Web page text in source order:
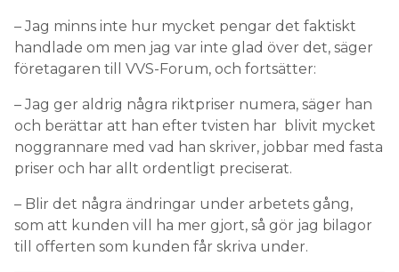
– Jag minns inte hur mycket pengar det faktiskt
handlade om men jag var inte glad över det, säger
företagaren till VVS-Forum, och fortsätter:
– Jag ger aldrig några riktpriser numera, säger han
och berättar att han efter tvisten har blivit mycket
noggrannare med vad han skriver, jobbar med fasta
priser och har allt ordentligt preciserat.
– Blir det några ändringar under arbetets gång,
som att kunden vill ha mer gjort, så gör jag bilagor
till offerten som kunden får skriva under.